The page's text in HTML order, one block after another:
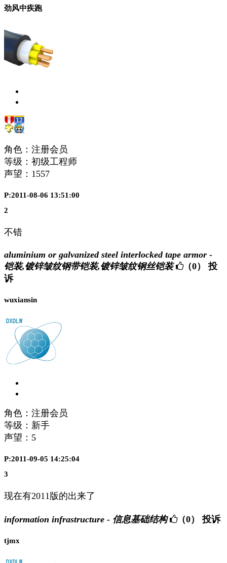
劲风中疾跑
角色：注册会员
等级：初级工程师
声望： 1557
P:2011-08-06 13:51:00
2
不错
aluminium or galvanized steel interlocked tape armor -
铠装,镀锌皱纹钢带铠装,镀锌皱纹钢丝铠装
（0）
投
诉
wuxiansin
角色：注册会员
等级：新手
声望： 5
P:2011-09-05 14:25:04
3
现在有2011版的出来了
information infrastructure - 信息基础结构 （0） 投诉
tjmx